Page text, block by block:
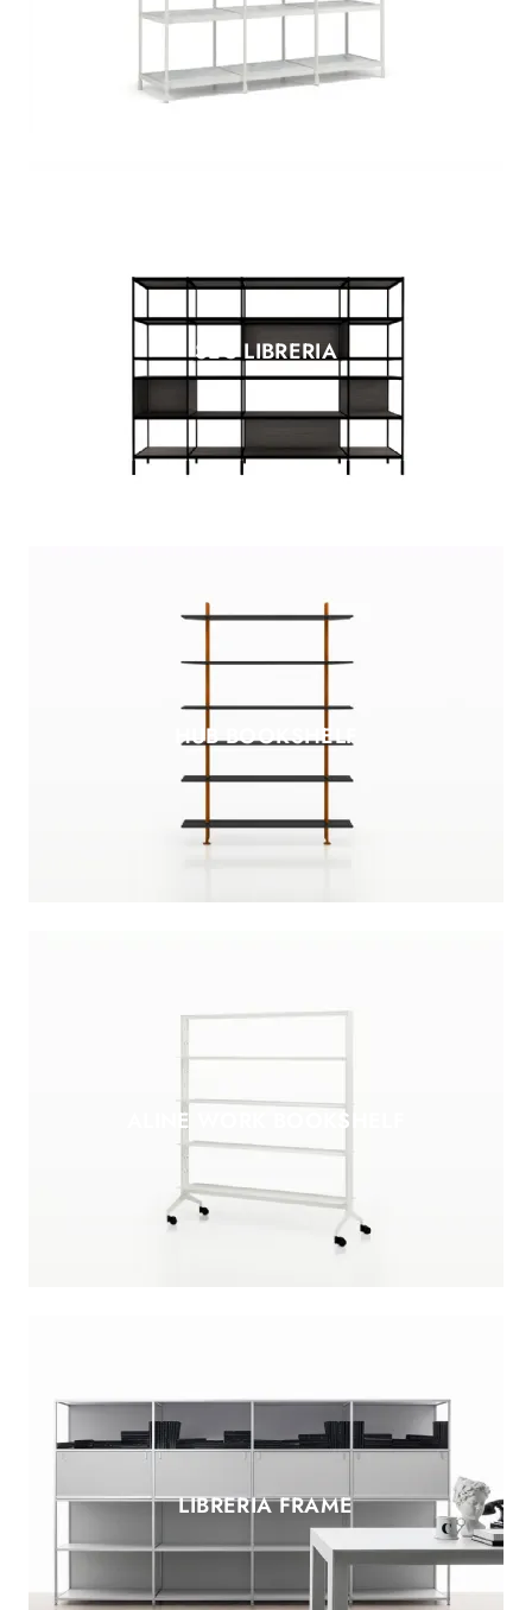
SEC LIBRERIA
HUB BOOKSHELF
ALINE WORK BOOKSHELF
LIBRERIA FRAME